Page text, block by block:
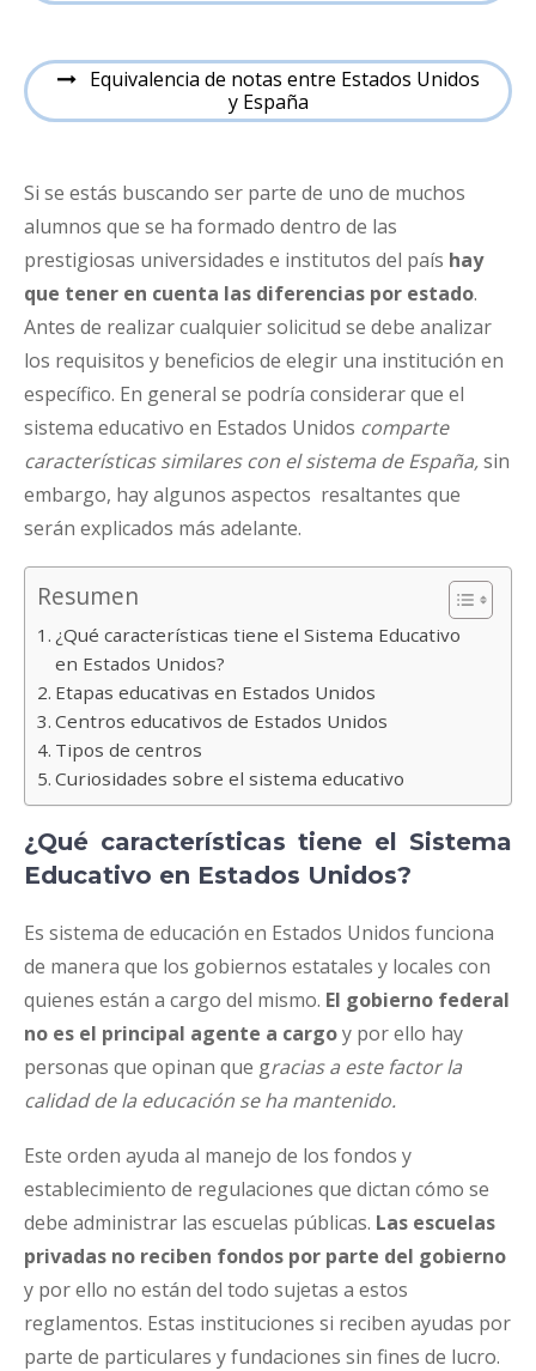
Equivalencia de notas entre Estados Unidos
y España
Si se estás buscando ser parte de uno de muchos
alumnos que se ha formado dentro de las
prestigiosas universidades e institutos del país hay
que tener en cuenta las diferencias por estado.
Antes de realizar cualquier solicitud se debe analizar
los requisitos y beneficios de elegir una institución en
específico. En general se podría considerar que el
sistema educativo en Estados Unidos comparte
características similares con el sistema de España,sin
embargo, hay algunos aspectos resaltantes que
serán explicados más adelante.
Resumen
¿Qué características tiene el Sistema Educativo
en Estados Unidos?
Etapas educativas en Estados Unidos
Centros educativos de Estados Unidos
Tipos de centros
Curiosidades sobre el sistema educativo
¿Qué características tiene el Sistema
Educativo en Estados Unidos?
Es sistema de educación en Estados Unidos funciona
de manera que los gobiernos estatales y locales con
quienes están a cargo del mismo. El gobierno federal
no es el principal agente a cargoy por ello hay
personas que opinan que gracias a este factor la
calidad de la educación se ha mantenido.
Este orden ayuda al manejo de los fondos y
establecimiento de regulaciones que dictan cómo se
debe administrar las escuelas públicas. Las escuelas
privadas no reciben fondos por parte del gobierno
y por ello no están del todo sujetas a estos
reglamentos. Estas instituciones si reciben ayudas por
parte de particulares y fundaciones sin fines de lucro.